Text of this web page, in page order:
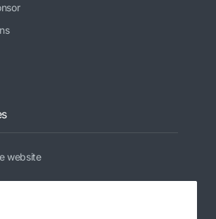
website